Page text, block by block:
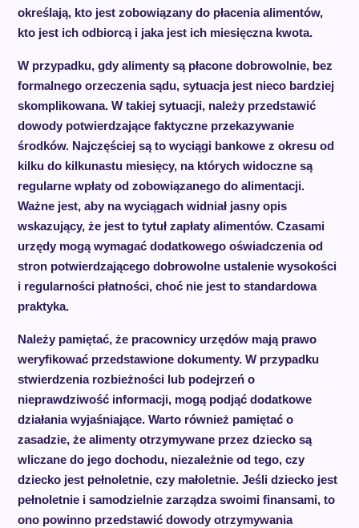
określają, kto jest zobowiązany do płacenia alimentów,
kto jest ich odbiorcą i jaka jest ich miesięczna kwota.
W przypadku, gdy alimenty są płacone dobrowolnie, bez
formalnego orzeczenia sądu, sytuacja jest nieco bardziej
skomplikowana. W takiej sytuacji, należy przedstawić
dowody potwierdzające faktyczne przekazywanie
środków. Najczęściej są to wyciągi bankowe z okresu od
kilku do kilkunastu miesięcy, na których widoczne są
regularne wpłaty od zobowiązanego do alimentacji.
Ważne jest, aby na wyciągach widniał jasny opis
wskazujący, że jest to tytuł zapłaty alimentów. Czasami
urzędy mogą wymagać dodatkowego oświadczenia od
stron potwierdzającego dobrowolne ustalenie wysokości
i regularności płatności, choć nie jest to standardowa
praktyka.
Należy pamiętać, że pracownicy urzędów mają prawo
weryfikować przedstawione dokumenty. W przypadku
stwierdzenia rozbieżności lub podejrzeń o
nieprawdziwość informacji, mogą podjąć dodatkowe
działania wyjaśniające. Warto również pamiętać o
zasadzie, że alimenty otrzymywane przez dziecko są
wliczane do jego dochodu, niezależnie od tego, czy
dziecko jest pełnoletnie, czy małoletnie. Jeśli dziecko jest
pełnoletnie i samodzielnie zarządza swoimi finansami, to
ono powinno przedstawić dowody otrzymywania